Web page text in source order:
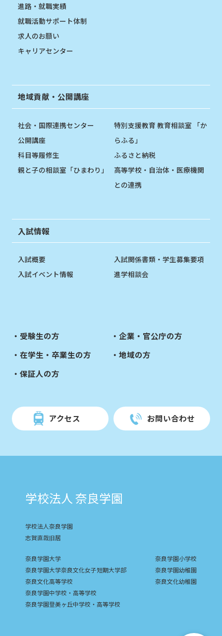
進路・就職実績
就職活動サポート体制
求人のお願い
キャリアセンター
地域貢献・公開講座
社会・国際連携センター
公開講座
科目等履修生
親と子の相談室「ひまわり」
特別支援教育 教育相談室 「か
らふる」
ふるさと納税
高等学校・自治体・医療機関
との連携
入試情報
入試概要
入試イベント情報
入試関係書類・学生募集要項
進学相談会
受験生の方
在学生・卒業生の方
保証人の方
企業・官公庁の方
地域の方
アクセス お問い合わせ
学校法人 奈良学園
学校法人奈良学園
志賀直哉旧居
奈良学園大学
奈良学園大学奈良文化女子短期大学部
奈良文化高等学校
奈良学園中学校・高等学校
奈良学園登美ヶ丘中学校・高等学校
奈良学園小学校
奈良学園幼稚園
奈良文化幼稚園